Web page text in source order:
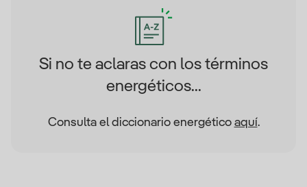
Si no te aclaras con los términos
energéticos...
Consulta el diccionario energético aquí.